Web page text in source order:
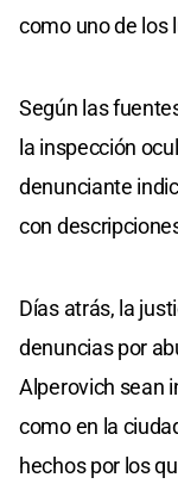
como uno de los
Según las
la inspección
denunciante
con
Días atrás, la
denuncias por
Alperovich sean
como en la
hechos por los